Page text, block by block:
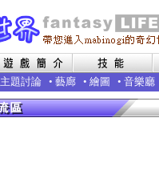
主題討論 • 藝廊 • 繪圖 • 音樂廳